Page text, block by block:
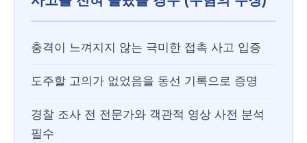
충격이 느껴지지 않는 극미한 접촉 사고 입증
도주할 고의가 없었음을 동선 기록으로 증명
경찰 조사 전 전문가와 객관적 영상 사전 분석
필수